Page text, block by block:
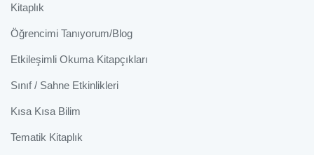
Kitaplık
Öğrencimi Tanıyorum/Blog
Etkileşimli Okuma Kitapçıkları
Sınıf / Sahne Etkinlikleri
Kısa Kısa Bilim
Tematik Kitaplık